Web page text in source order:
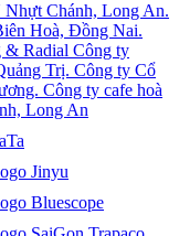
Nhựt Chánh, Long An.
Hoà, Đồng Nai.
& Radial Công ty
Trị. Công ty Cổ
Công ty cafe hoà
Long An